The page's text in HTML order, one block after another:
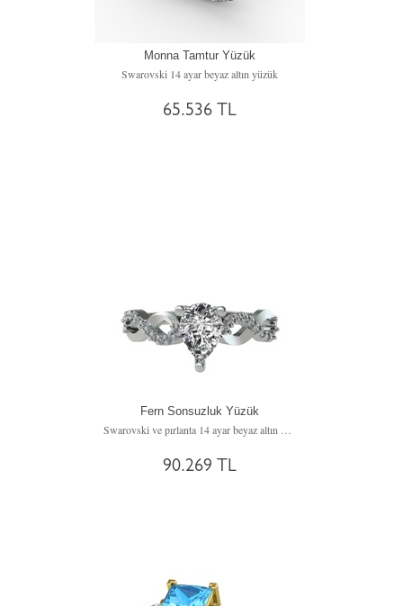
Monna Tamtur Yüzük
Swarovski 14 ayar beyaz altın yüzük
65.536 TL
Fern Sonsuzluk Yüzük
90.269 TL